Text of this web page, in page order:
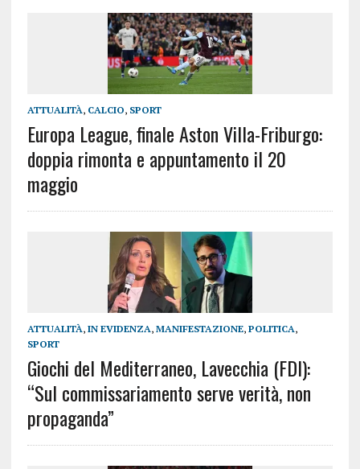
ATTUALITÀ, CALCIO, SPORT
Europa League, finale Aston Villa-Friburgo:
doppia rimonta e appuntamento il 20
maggio
ATTUALITÀ, IN EVIDENZA, MANIFESTAZIONE, POLITICA,
SPORT
Giochi del Mediterraneo, Lavecchia (FDI):
“Sul commissariamento serve verità, non
propaganda”